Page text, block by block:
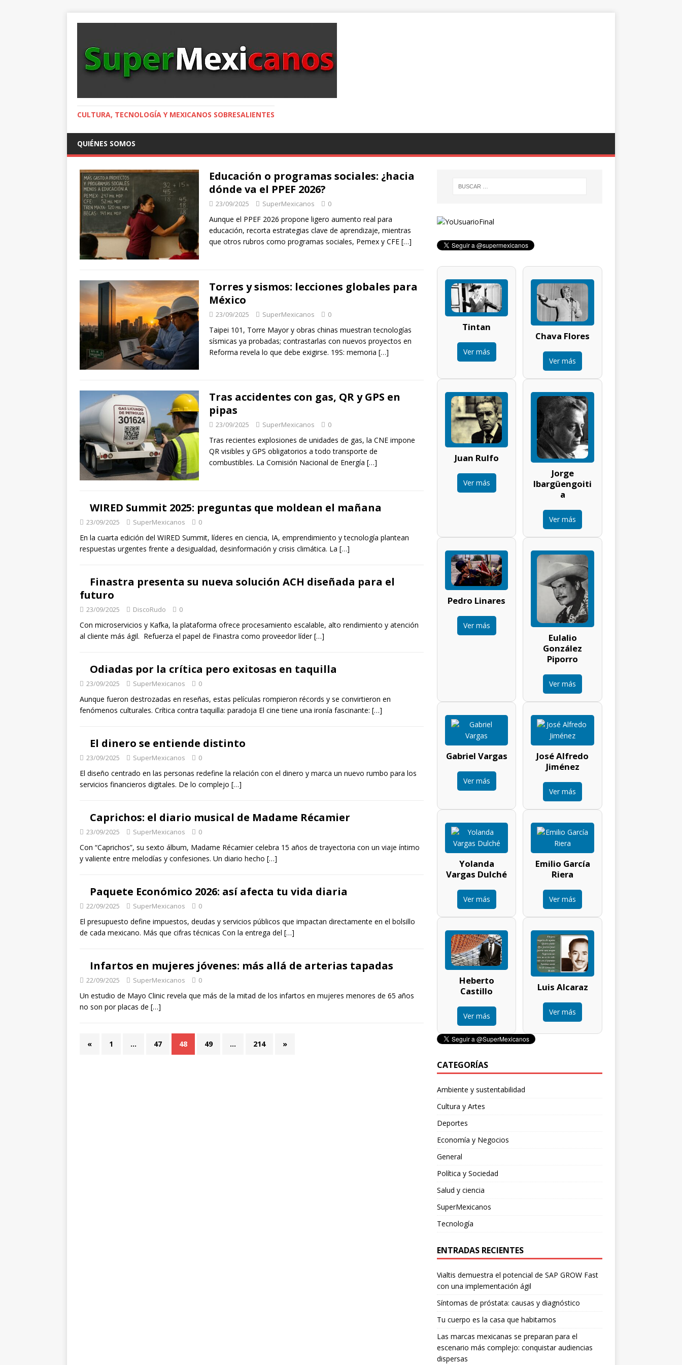
CULTURA, TECNOLOGÍA Y MEXICANOS SOBRESALIENTES
QUIÉNES SOMOS
Educación o programas sociales: ¿hacia
dónde va el PPEF 2026?
23/09/2025 SuperMexicanos 0
Aunque el PPEF 2026 propone ligero aumento real para
educación, recorta estrategias clave de aprendizaje, mientras
que otros rubros como programas sociales, Pemex y CFE […]
Torres y sismos: lecciones globales para
México
23/09/2025 SuperMexicanos 0
Taipei 101, Torre Mayor y obras chinas muestran tecnologías
sísmicas ya probadas; contrastarlas con nuevos proyectos en
Reforma revela lo que debe exigirse. 19S: memoria […]
Tras accidentes con gas, QR y GPS en
pipas
23/09/2025 SuperMexicanos 0
Tras recientes explosiones de unidades de gas, la CNE impone
QR visibles y GPS obligatorios a todo transporte de
combustibles. La Comisión Nacional de Energía […]
WIRED Summit 2025: preguntas que moldean el mañana
23/09/2025 SuperMexicanos 0
En la cuarta edición del WIRED Summit, líderes en ciencia, IA, emprendimiento y tecnología plantean
respuestas urgentes frente a desigualdad, desinformación y crisis climática. La […]
Finastra presenta su nueva solución ACH diseñada para el
futuro
23/09/2025 DiscoRudo 0
Con microservicios y Kafka, la plataforma ofrece procesamiento escalable, alto rendimiento y atención
al cliente más ágil. Refuerza el papel de Finastra como proveedor líder[…]
Odiadas por la crítica pero exitosas en taquilla
23/09/2025 SuperMexicanos 0
Aunque fueron destrozadas en reseñas, estas películas rompieron récords y se convirtieron en
fenómenos culturales. Crítica contra taquilla: paradoja El cine tiene una ironía fascinante: […]
El dinero se entiende distinto
23/09/2025 SuperMexicanos 0
El diseño centrado en las personas redefine la relación con el dinero y marca un nuevo rumbo para los
servicios financieros digitales. De lo complejo […]
Caprichos: el diario musical de Madame Récamier
23/09/2025 SuperMexicanos 0
Con “Caprichos”, su sexto álbum, Madame Récamier celebra 15 años de trayectoria con un viaje íntimo
y valiente entre melodías y confesiones. Un diario hecho […]
Paquete Económico 2026: así afecta tu vida diaria
22/09/2025 SuperMexicanos 0
El presupuesto define impuestos, deudas y servicios públicos que impactan directamente en el bolsillo
de cada mexicano. Más que cifras técnicas Con la entrega del […]
Infartos en mujeres jóvenes: más allá de arterias tapadas
22/09/2025 SuperMexicanos 0
Un estudio de Mayo Clinic revela que más de la mitad de los infartos en mujeres menores de 65 años
no son por placas de […]
« 1 … 47 48 49 … 214 »
Tintan
Ver más
Chava Flores
Ver más
Juan Rulfo
Ver más
Jorge
Ibargüengoiti
a
Ver más
Pedro Linares
Ver más
Eulalio
González
Piporro
Ver más
Gabriel Vargas
Ver más
José Alfredo
Jiménez
Ver más
Yolanda
Vargas Dulché
Ver más
Emilio García
Riera
Ver más
Heberto
Castillo
Ver más
Luis Alcaraz
Ver más
CATEGORÍAS
Ambiente y sustentabilidad
Cultura y Artes
Deportes
Economía y Negocios
General
Política y Sociedad
Salud y ciencia
SuperMexicanos
Tecnología
ENTRADAS RECIENTES
Vialtis demuestra el potencial de SAP GROW Fast
con una implementación ágil
Síntomas de próstata: causas y diagnóstico
Tu cuerpo es la casa que habitamos
Las marcas mexicanas se preparan para el
escenario más complejo: conquistar audiencias
dispersas